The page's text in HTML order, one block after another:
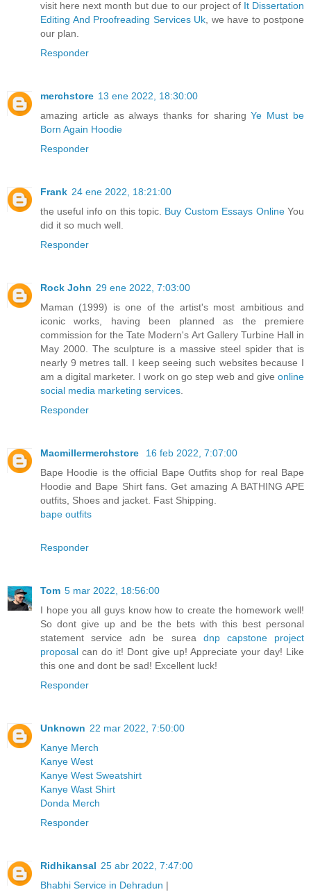
visit here next month but due to our project of It Dissertation
Editing And Proofreading Services Uk , we have to postpone
our plan.
Responder
merchstore 13 ene 2022, 18:30:00
amazing article as always thanks for sharingYe Must be
Born Again Hoodie
Responder
Frank 24 ene 2022, 18:21:00
the useful info on this topic. Buy Custom Essays OnlineYou
did it so much well.
Responder
Rock John 29 ene 2022, 7:03:00
Maman (1999) is one of the artist's most ambitious and
iconic works, having been planned as the premiere
commission for the Tate Modern's Art Gallery Turbine Hall in
May 2000. The sculpture is a massive steel spider that is
nearly 9 metres tall. I keep seeing such websites because I
am a digital marketer. I work on go step web and give online
social media marketing services
Responder
Macmillermerchstore
16 feb 2022, 7:07:00
Bape Hoodie is the official Bape Outfits shop for real Bape
Hoodie and Bape Shirt fans. Get amazing A BATHING APE
outfits, Shoes and jacket. Fast Shipping.
bape outfits
Responder
Tom 5 mar 2022, 18:56:00
I hope you all guys know how to create the homework well!
So dont give up and be the bets with this best personal
statement service adn be surea dnp capstone project
proposal can do it! Dont give up! Appreciate your day! Like
this one and dont be sad! Excellent luck!
Responder
Unknown 22 mar 2022, 7:50:00
Kanye Merch
Kanye West
Kanye West Sweatshirt
Kanye Wast Shirt
Donda Merch
Responder
Ridhikansal 25 abr 2022, 7:47:00
Bhabhi Service in Dehradun |